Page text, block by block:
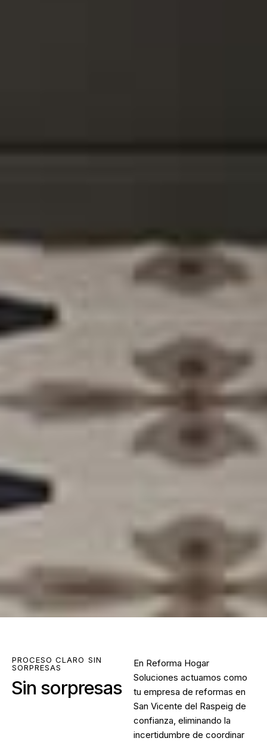
PROCESO CLARO SIN
SORPRESAS
Sin sorpresas
En Reforma Hogar
Soluciones actuamos como
tu empresa de reformas en
San Vicente del Raspeig de
confianza, eliminando la
incertidumbre de coordinar